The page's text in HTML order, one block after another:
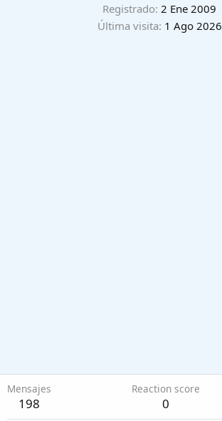
Registrado 2 Ene 2009
Última visita 1 Ago 2026
Mensajes
198
Reaction score
0